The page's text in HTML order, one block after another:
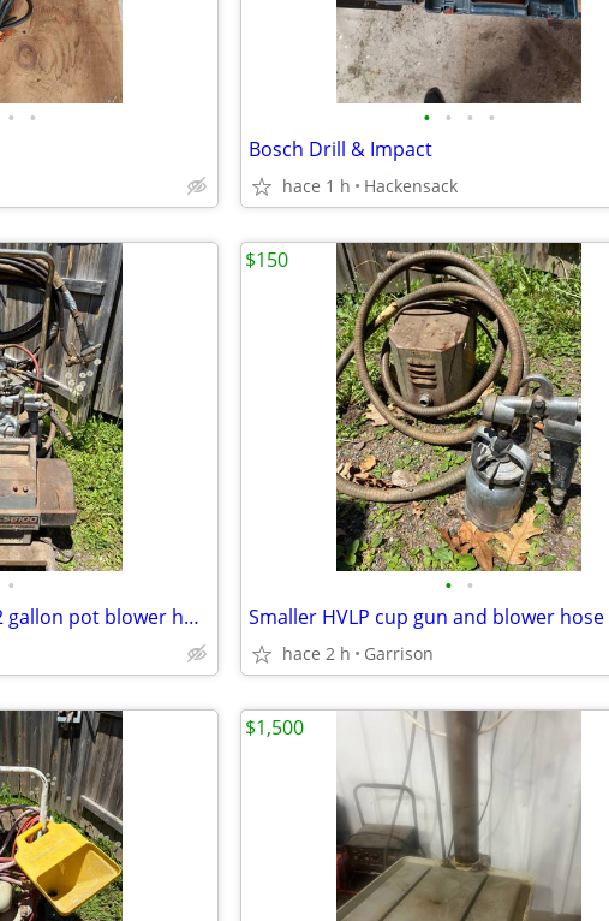
• • • • • •
Bosch Drill & Impact
hace 1 h Hackensack
•
Wagner HVLP cart 2 1/2 gallon pot blower hose and two guns
• •
Smaller HVLP cup gun and blower hose
hace 2 h Garrison
$150
$1,500